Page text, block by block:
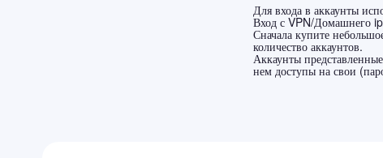
Для входа в аккаунты
Вход с VPN/Домашнего
Сначала купите
количество аккаунтов.
Аккаунты
нем доступы на свои
Корзина